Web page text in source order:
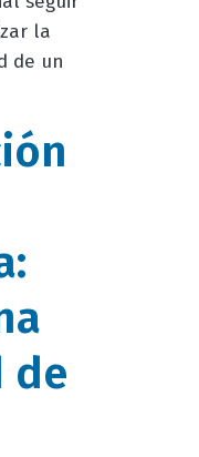
la
de un
de